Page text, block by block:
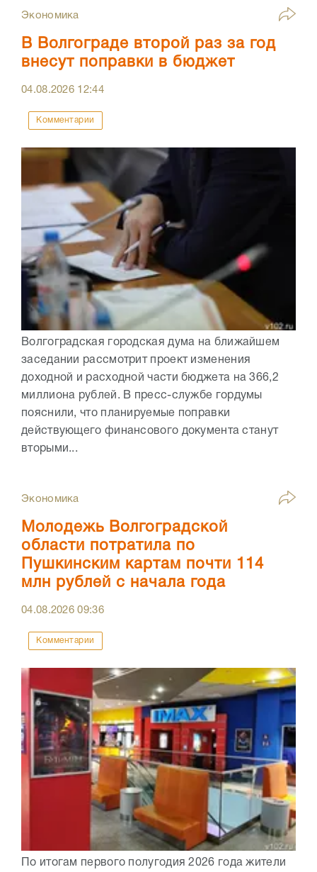
Экономика
В Волгограде второй раз за год
внесут поправки в бюджет
04.08.2026 12:44
Комментарии
Волгоградская городская дума на ближайшем
заседании рассмотрит проект изменения
доходной и расходной части бюджета на 366,2
миллиона рублей. В пресс-службе гордумы
пояснили, что планируемые поправки
действующего финансового документа станут
вторыми...
Экономика
Молодежь Волгоградской
области потратила по
Пушкинским картам почти 114
млн рублей с начала года
04.08.202609:36
Комментарии
По итогам первого полугодия 2026 года жители